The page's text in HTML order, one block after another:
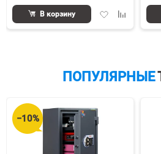
ДобавитьДобавить
В корзину
ПОПУЛЯРНЫЕ
−10%